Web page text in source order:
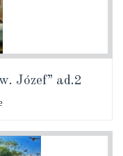
Józef” ad.2